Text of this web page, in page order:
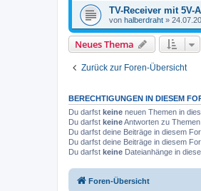
TV-Receiver mit 5V-
von halberdraht »
Neues Thema
Zurück zur Foren-Übersicht
BERECHTIGUNGEN IN DIESEM
Du darfst keine neuen Themen in
Du darfst keineAntworten zu
Du darfst deine Beiträge in diesem
Du darfst deine Beiträge in diesem
Du darfst keine Dateianhänge in
Foren-Übersicht